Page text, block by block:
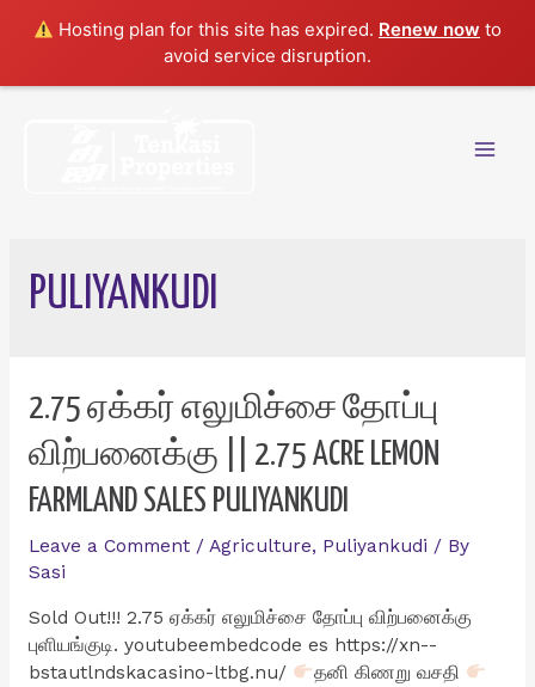
Hosting plan for this site has expired. Renew now to
avoid service disruption.
PULIYANKUDI
2.75 ஏக்கர் எலுமிச்சை தோப்பு
விற்பனைக்கு || 2.75 ACRE LEMON
FARMLAND SALES PULIYANKUDI
Leave a Comment / Agriculture, Puliyankudi / By
Sasi
Sold Out!!! 2.75 ஏக்கர் எலுமிச்சை தோப்பு விற்பனைக்கு
புளியங்குடி. youtubeembedcode es https://xn--
bstautlndskacasino-ltbg.nu/
தனி கிணறு வசதி